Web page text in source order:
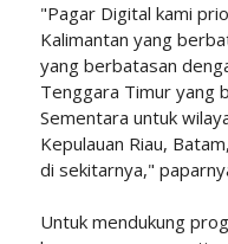
"Pagar Digital kami
Kalimantan yang
yang berbatasan
Tenggara Timur yang
Sementara untuk
Kepulauan Riau,
di sekitarnya,"
Untuk mendukung